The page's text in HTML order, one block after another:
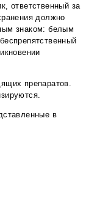
ответственный за
должно
знаком: белым
препаратов.
в